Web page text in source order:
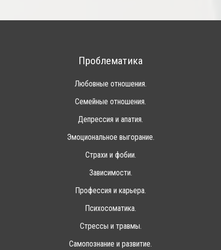
Проблематика
Любовные отношения.
Семейные отношения.
Депрессия и апатия.
Эмоциональное выгорание.
Страхи и фобии.
Зависимости.
Профессия и карьера.
Психосоматика.
Стрессы и травмы.
Самопознание и развитие.